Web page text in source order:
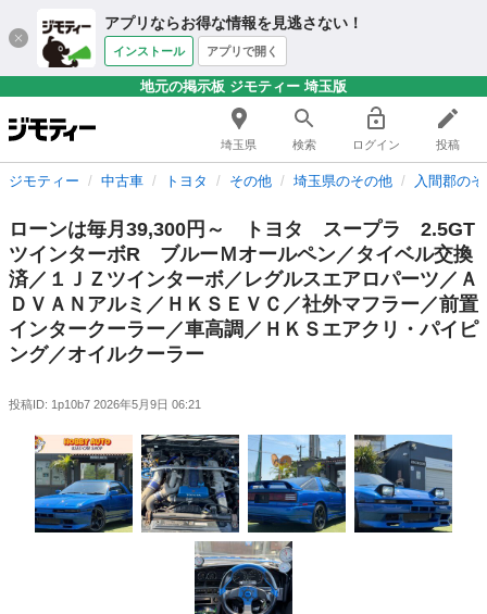
アプリならお得な情報を見逃さない！
インストール アプリで開く
地元の掲示板 ジモティー 埼玉版
埼玉県 検索 ログイン 投稿
ジモティー 中古車 トヨタ その他 埼玉県のその他 入間郡の
ローンは毎月39,300円～ トヨタ スープラ 2.5GT
ツインターボR ブルーＭオールペン／タイベル交換
済／１ＪＺツインターボ／レグルスエアロパーツ／Ａ
ＤＶＡＮアルミ／ＨＫＳＥＶＣ／社外マフラー／前置
インタークーラー／車高調／ＨＫＳエアクリ・パイピ
ング／オイルクーラー
投稿ID: 1p10b7 2026年5月9日 06:21